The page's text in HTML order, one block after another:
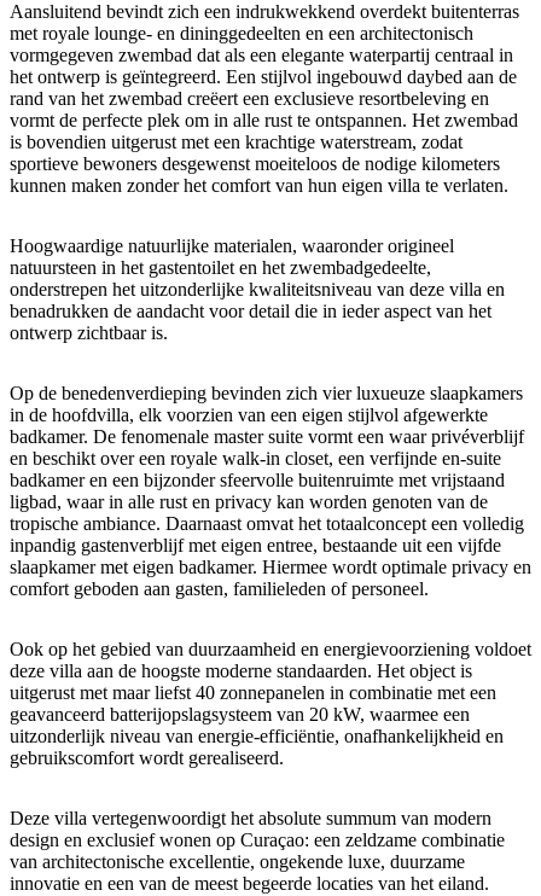
Aansluitend bevindt zich een indrukwekkend overdekt buitenterras
met royale lounge- en dininggedeelten en een architectonisch
vormgegeven zwembad dat als een elegante waterpartij centraal in
het ontwerp is geïntegreerd. Een stijlvol ingebouwd daybed aan de
rand van het zwembad creëert een exclusieve resortbeleving en
vormt de perfecte plek om in alle rust te ontspannen. Het zwembad
is bovendien uitgerust met een krachtige waterstream, zodat
sportieve bewoners desgewenst moeiteloos de nodige kilometers
kunnen maken zonder het comfort van hun eigen villa te verlaten.
Hoogwaardige natuurlijke materialen, waaronder origineel
natuursteen in het gastentoilet en het zwembadgedeelte,
onderstrepen het uitzonderlijke kwaliteitsniveau van deze villa en
benadrukken de aandacht voor detail die in ieder aspect van het
ontwerp zichtbaar is.
Op de benedenverdieping bevinden zich vier luxueuze slaapkamers
in de hoofdvilla, elk voorzien van een eigen stijlvol afgewerkte
badkamer. De fenomenale master suite vormt een waar privéverblijf
en beschikt over een royale walk-in closet, een verfijnde en-suite
badkamer en een bijzonder sfeervolle buitenruimte met vrijstaand
ligbad, waar in alle rust en privacy kan worden genoten van de
tropische ambiance. Daarnaast omvat het totaalconcept een volledig
inpandig gastenverblijf met eigen entree, bestaande uit een vijfde
slaapkamer met eigen badkamer. Hiermee wordt optimale privacy en
comfort geboden aan gasten, familieleden of personeel.
Ook op het gebied van duurzaamheid en energievoorziening voldoet
deze villa aan de hoogste moderne standaarden. Het object is
uitgerust met maar liefst 40 zonnepanelen in combinatie met een
geavanceerd batterijopslagsysteem van 20 kW, waarmee een
uitzonderlijk niveau van energie-efficiëntie, onafhankelijkheid en
gebruikscomfort wordt gerealiseerd.
Deze villa vertegenwoordigt het absolute summum van modern
design en exclusief wonen op Curaçao: een zeldzame combinatie
van architectonische excellentie, ongekende luxe, duurzame
innovatie en een van de meest begeerde locaties van het eiland.